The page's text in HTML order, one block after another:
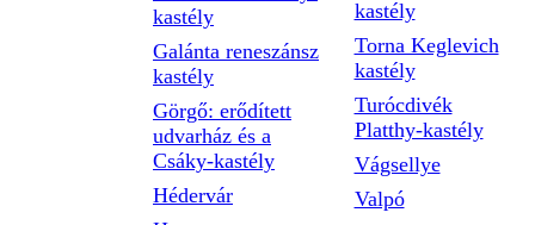
kastély
Galánta reneszánsz
kastély
Görgő: erődített
udvarház és a
Csáky-kastély
Hédervár
kastély
Torna Keglevich
kastély
Turócdivék
Platthy-kastély
Vágsellye
Valpó